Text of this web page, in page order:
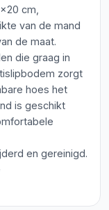
cm,
van de mand
de maat.
die graag in
zorgt
hoes het
is geschikt
en gereinigd.